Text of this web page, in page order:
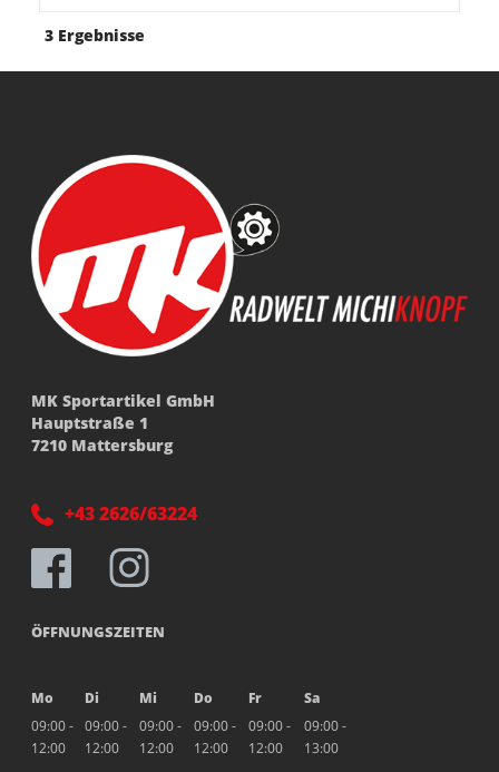
3 Ergebnisse
MK Sportartikel GmbH
Hauptstraße 1
7210 Mattersburg
+43 2626/63224
ÖFFNUNGSZEITEN
Mo Di Mi Do Fr
Sa
09:00 -
12:00
09:00 -
12:00
09:00 -
12:00
09:00 -
12:00
09:00 -
12:00
09:00 -
13:00